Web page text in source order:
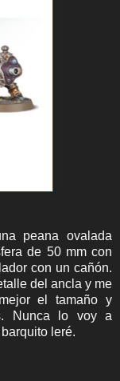
peana ovalada
de 50 mm con
con un cañón.
del ancla y me
el tamaño y
Nunca lo voy a
leré.